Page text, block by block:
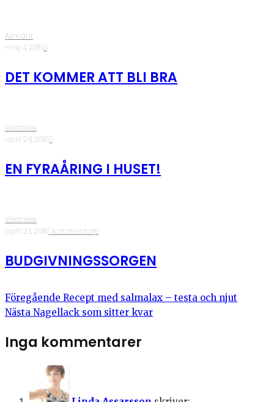
Allmänt
·maj 4, 2018·0
DET KOMMER ATT BLI BRA
lifestories
·april 24, 2018·0
EN FYRAÅRING I HUSET!
lifestories
·april 23, 2018·1 kommentar·0
BUDGIVNINGSSORGEN
Föregående Recept med salmalax – testa och njut
Nästa Nagellack som sitter kvar
Inga kommentarer